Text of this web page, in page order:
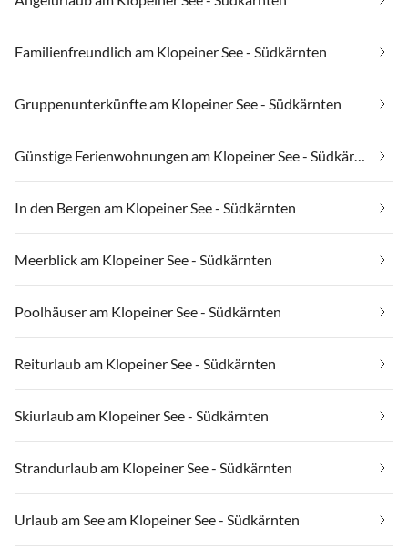
Familienfreundlich am Klopeiner See - Südkärnten
Gruppenunterkünfte am Klopeiner See - Südkärnten
Günstige Ferienwohnungen am Klopeiner See - Südkärnten
In den Bergen am Klopeiner See - Südkärnten
Meerblick am Klopeiner See - Südkärnten
Poolhäuser am Klopeiner See - Südkärnten
Reiturlaub am Klopeiner See - Südkärnten
Skiurlaub am Klopeiner See - Südkärnten
Strandurlaub am Klopeiner See - Südkärnten
Urlaub am See am Klopeiner See - Südkärnten